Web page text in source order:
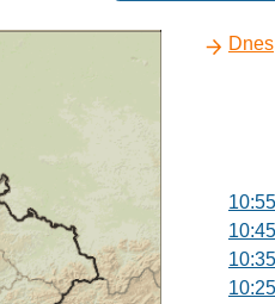
Dnes
10:55
10:45
10:35
10:25